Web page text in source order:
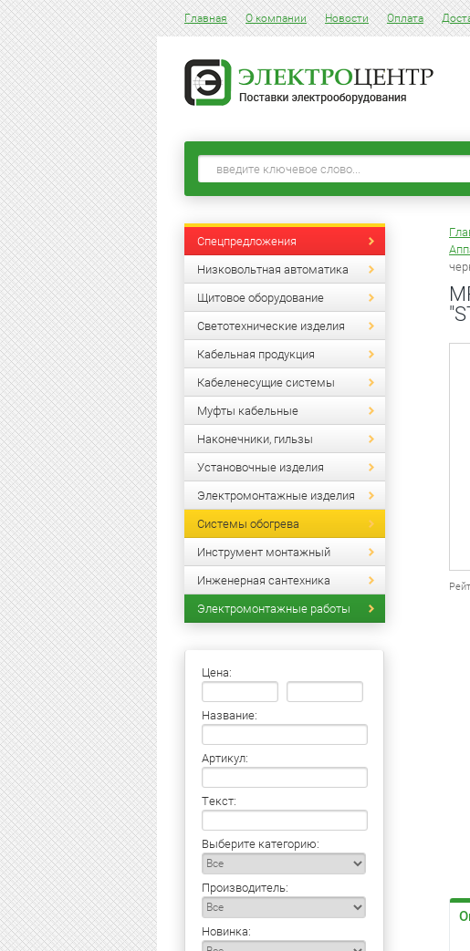
Главная О компании Новости Оплата
Спецпредложения
Низковольтная автоматика
Щитовое оборудование
Светотехнические изделия
Кабельная продукция
Кабеленесущие системы
Муфты кабельные
Наконечники, гильзы
Установочные изделия
Электромонтажные изделия
Системы обогрева
Инструмент монтажный
Инженерная сантехника
Электромонтажные работы
Цена:
Название:
Артикул:
Текст:
Выберите категорию:
Производитель:
Новинка: